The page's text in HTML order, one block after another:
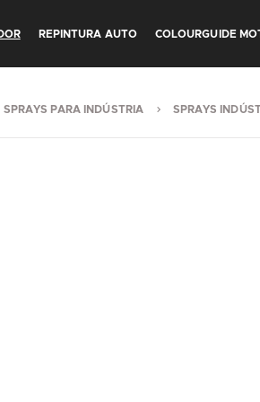
REPINTURA AUTO COLOURGUIDE
SPRAYS PARA INDÚSTRIA SPRAYS